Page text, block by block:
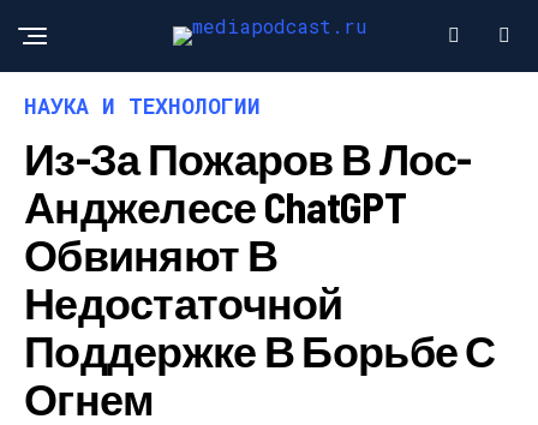
НАУКА И ТЕХНОЛОГИИ
Из-За Пожаров В Лос-
Анджелесе ChatGPT
Обвиняют В
Недостаточной
Поддержке В Борьбе С
Огнем